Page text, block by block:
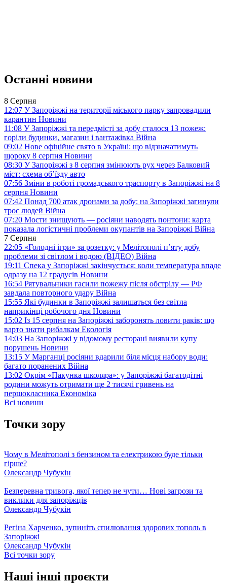
Останні новини
8 Серпня
12:07 У Запоріжжі на території міського парку запровадили
карантин Новини
11:08 У Запоріжжі та передмісті за добу сталося 13 пожеж:
горіли будинки, магазин і вантажівка Війна
09:02 Нове офіційне свято в Україні: що відзначатимуть
щороку 8 серпня Новини
08:30 У Запоріжжі з 8 серпня змінюють рух через Балковий
міст: схема об’їзду авто
07:56 Зміни в роботі громадського траспорту в Запоріжжі на 8
серпня Новини
07:42 Понад 700 атак дронами за добу: на Запоріжжі загинули
троє людей Війна
07:20 Мости знищують — росіяни наводять понтони: карта
показала логістичні проблеми окупантів на Запоріжжі Війна
7 Серпня
22:05 «Голодні ігри» за розетку: у Мелітополі п’яту добу
проблеми зі світлом і водою (ВІДЕО) Війна
19:11 Спека у Запоріжжі закінчується: коли температура впаде
одразу на 12 градусів Новини
16:54 Рятувальники гасили пожежу після обстрілу — РФ
завдала повторного удару Війна
15:55 Які будинки в Запоріжжі залишаться без світла
наприкінці робочого дня Новини
15:02 Із 15 серпня на Запоріжжі заборонять ловити раків: що
варто знати рибалкам Екологія
14:03 На Запоріжжі у відомому ресторані виявили купу
порушень Новини
13:15 У Марганці росіяни вдарили біля місця набору води:
багато поранених Війна
13:02 Окрім «Пакунка школяра»: у Запоріжжі багатодітні
родини можуть отримати ще 2 тисячі гривень на
першокласника Економіка
Всі новини
Точки зору
Чому в Мелітополі з бензином та електрикою буде тільки
гірше?
Олександр Чубукін
Безперевна тривога, якої тепер не чути… Нові загрози та
виклики для запоріжців
Олександр Чубукін
Регіна Харченко, зупиніть спилювання здорових тополь в
Запоріжжі
Олександр Чубукін
Всі точки зору
Наші інші проєкти